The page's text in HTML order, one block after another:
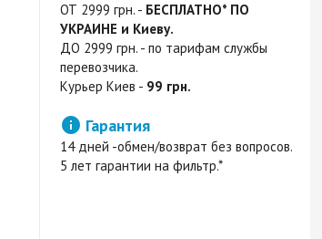
ОТ 2999 грн. - БЕСПЛАТНО* ПО
УКРАИНЕ и Киеву.
ДО 2999 грн. - по тарифам службы
перевозчика.
Курьер Киев - 99 грн.
 Гарантия
14 дней -обмен/возврат без вопросов.
5 лет гарантии на фильтр.*